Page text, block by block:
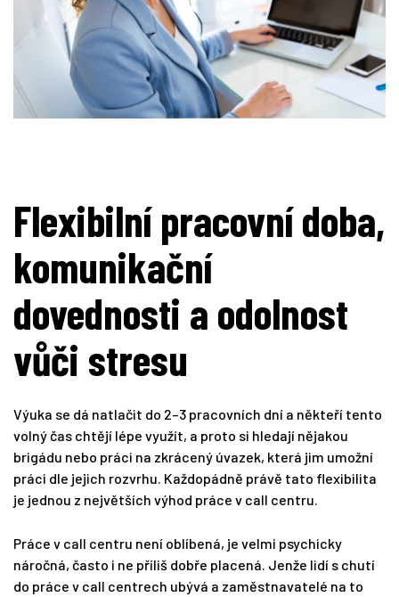
Flexibilní pracovní doba,
komunikační
dovednosti a odolnost
vůči stresu
Výuka se dá natlačit do 2–3 pracovních dní a někteří tento
volný čas chtějí lépe využít, a proto si hledají nějakou
brigádu nebo práci na zkrácený úvazek, která jim umožní
práci dle jejich rozvrhu. Každopádně právě tato flexibilita
je jednou z největších výhod práce v call centru.
Práce v call centru není oblíbená, je velmi psychicky
náročná, často i ne příliš dobře placená. Jenže lidí s chutí
do práce v call centrech ubývá a zaměstnavatelé na to